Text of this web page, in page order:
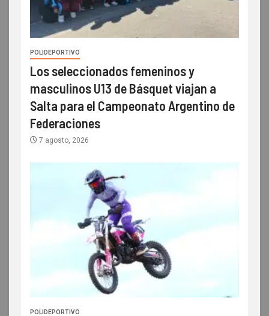
POLIDEPORTIVO
Los seleccionados femeninos y
masculinos U13 de Básquet viajan a
Salta para el Campeonato Argentino de
Federaciones
7 agosto, 2026
POLIDEPORTIVO